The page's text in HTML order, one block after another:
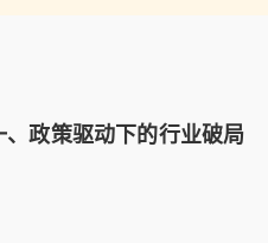
、政策驱动下的行业破局